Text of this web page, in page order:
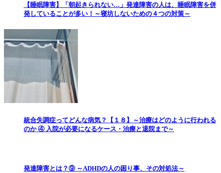
【睡眠障害】「朝起きられない…」発達障害の人は、睡眠障害を併
発していることが多い！～寝坊しないための４つの対策～
統合失調症ってどんな病気？【１８】～治療はどのように行われる
のか ④ 入院が必要になるケース・治療と退院まで～
発達障害とは？⑨ ～ADHDの人の困り事、その対処法～